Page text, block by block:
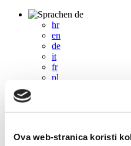
Ova web-stranica koristi
de
hr
en
de
it
fr
pl